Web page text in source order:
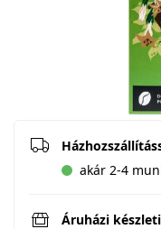
akár 2-4
Áruházi